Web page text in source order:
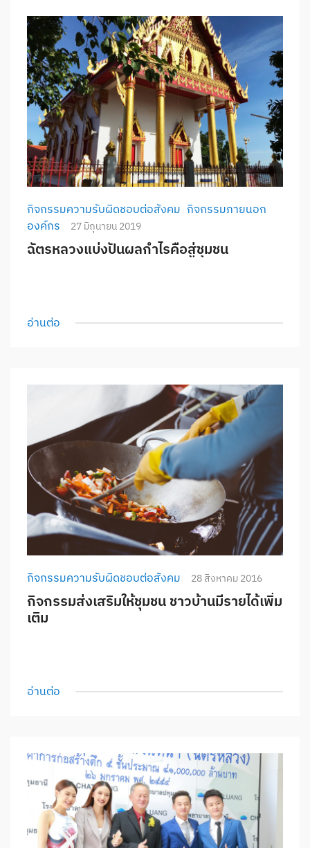
กิจกรรมความรับผิดชอบต่อสังคม กิจกรรมภายนอก
องค์กร
27 มิถุนายน 2019
ฉัตรหลวงแบ่งปันผลกำไรคือสู่ชุมชน
อ่านต่อ
กิจกรรมความรับผิดชอบต่อสังคม 28 สิงหาคม 2016
กิจกรรมส่งเสริมให้ชุมชน ชาวบ้านมีรายได้เพิ่ม
เติม
อ่านต่อ